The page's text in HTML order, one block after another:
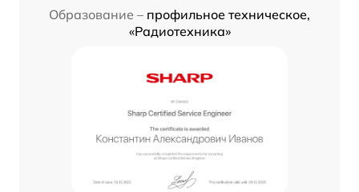
Образование – профильное техническое,
«Радиотехника»